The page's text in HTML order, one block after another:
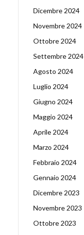
Dicembre 2024
Novembre 2024
Ottobre 2024
Settembre 2024
Agosto 2024
Luglio 2024
Giugno 2024
Maggio 2024
Aprile 2024
Marzo 2024
Febbraio 2024
Gennaio 2024
Dicembre 2023
Novembre 2023
Ottobre 2023